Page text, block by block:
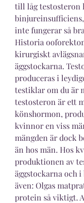
till låg testosteron
inte fungerar så
Historia
kirurgiskt
äggstockarna.
produceras i
testiklar om du är
testosteron är ett
könshormon,
kvinnor en viss
mängden är dock
än hos män. Hos
produktionen av
äggstockarna och
även: Olgas
protein så viktigt.